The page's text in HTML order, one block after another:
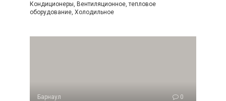
Кондиционеры, Вентиляционное, тепловое
оборудование, Холодильное
Барнаул 0